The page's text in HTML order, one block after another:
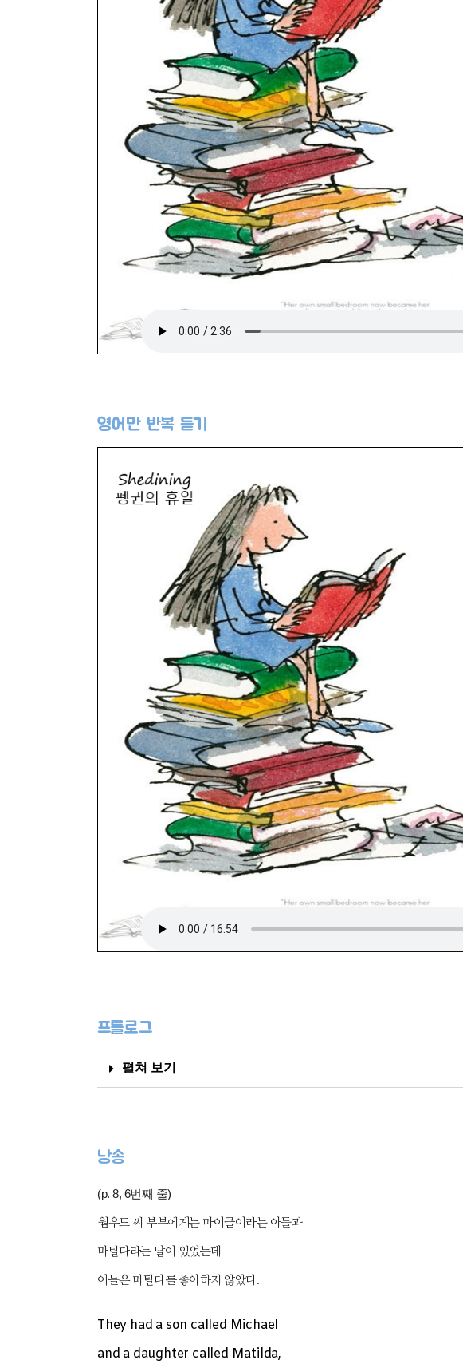
영어만 반복 듣기
프롤로그
펼쳐 보기
낭송
(p. 8, 6번째 줄)
웜우드 씨 부부에게는 마이클이라는 아들과
마틸다라는 딸이 있었는데
이들은 마틸다를 좋아하지 않았다.
They had a son called Michael
and a daughter called Matilda,